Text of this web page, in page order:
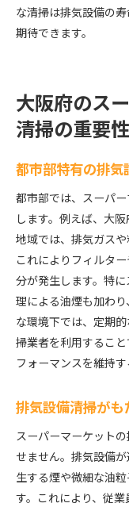
な清掃は排気設備の
期待できます。
大阪府のス
清掃の重要
都市部特有の排気
都市部では、スーパ
します。例えば、大
地域では、排気ガスや
これによりフィルタ
分が発生します。特
理による油煙も加わ
な環境下では、定期
掃業者を利用するこ
フォーマンスを維持す
排気設備清掃がも
スーパーマーケット
せません。排気設備
生する煙や微細な油
す。これにより、従